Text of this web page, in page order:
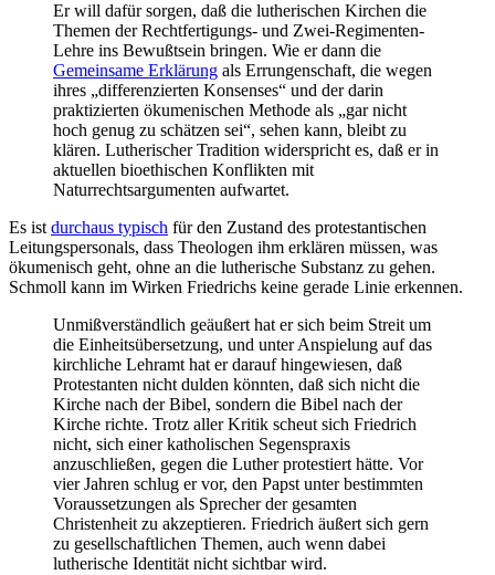
Er will dafür sorgen, daß die lutherischen Kirchen die
Themen der Rechtfertigungs- und Zwei-Regimenten-
Lehre ins Bewußtsein bringen. Wie er dann die
Gemeinsame Erklärung als Errungenschaft, die wegen
ihres „differenzierten Konsenses“ und der darin
praktizierten ökumenischen Methode als „gar nicht
hoch genug zu schätzen sei“, sehen kann, bleibt zu
klären. Lutherischer Tradition widerspricht es, daß er in
aktuellen bioethischen Konflikten mit
Naturrechtsargumenten aufwartet.
Es istdurchaus typisch für den Zustand des protestantischen
Leitungspersonals, dass Theologen ihm erklären müssen, was
ökumenisch geht, ohne an die lutherische Substanz zu gehen.
Schmoll kann im Wirken Friedrichs keine gerade Linie erkennen.
Unmißverständlich geäußert hat er sich beim Streit um
die Einheitsübersetzung, und unter Anspielung auf das
kirchliche Lehramt hat er darauf hingewiesen, daß
Protestanten nicht dulden könnten, daß sich nicht die
Kirche nach der Bibel, sondern die Bibel nach der
Kirche richte. Trotz aller Kritik scheut sich Friedrich
nicht, sich einer katholischen Segenspraxis
anzuschließen, gegen die Luther protestiert hätte. Vor
vier Jahren schlug er vor, den Papst unter bestimmten
Voraussetzungen als Sprecher der gesamten
Christenheit zu akzeptieren. Friedrich äußert sich gern
zu gesellschaftlichen Themen, auch wenn dabei
lutherische Identität nicht sichtbar wird.